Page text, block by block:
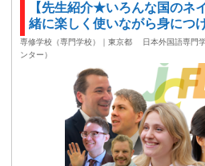
【先生紹介★いろんな国のネ
緒に楽しく使いながら身につ
専修学校（専門学校）｜東京都
日本外国語専門
ンター）